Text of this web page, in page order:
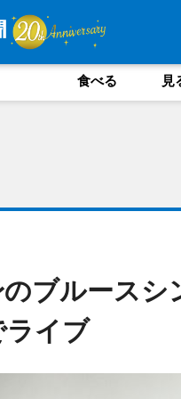
食べる 見
ブルース
イブ